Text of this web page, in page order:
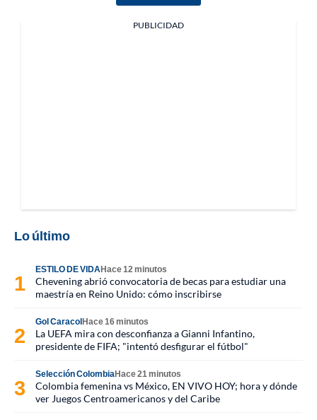
PUBLICIDAD
Lo último
ESTILO DE VIDAHace 12 minutos
Chevening abrió convocatoria de becas para estudiar una
maestría en Reino Unido: cómo inscribirse
Gol CaracolHace 16 minutos
La UEFA mira con desconfianza a Gianni Infantino,
presidente de FIFA; "intentó desfigurar el fútbol"
Selección ColombiaHace 21 minutos
Colombia femenina vs México, EN VIVO HOY; hora y dónde
ver Juegos Centroamericanos y del Caribe